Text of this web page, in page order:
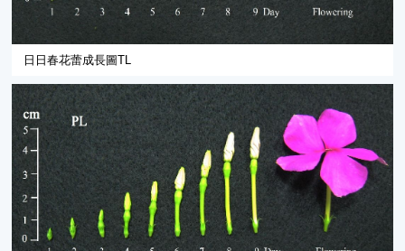
日日春花蕾成長圖TL